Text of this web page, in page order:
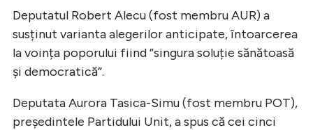
Deputatul Robert Alecu (fost membru AUR) a
susținut varianta alegerilor anticipate, întoarcerea
la voința poporului fiind ”singura soluție sănătoasă
și democratică”.
Deputata Aurora Tasica-Simu (fost membru POT),
președintele Partidului Unit, a spus că cei cinci